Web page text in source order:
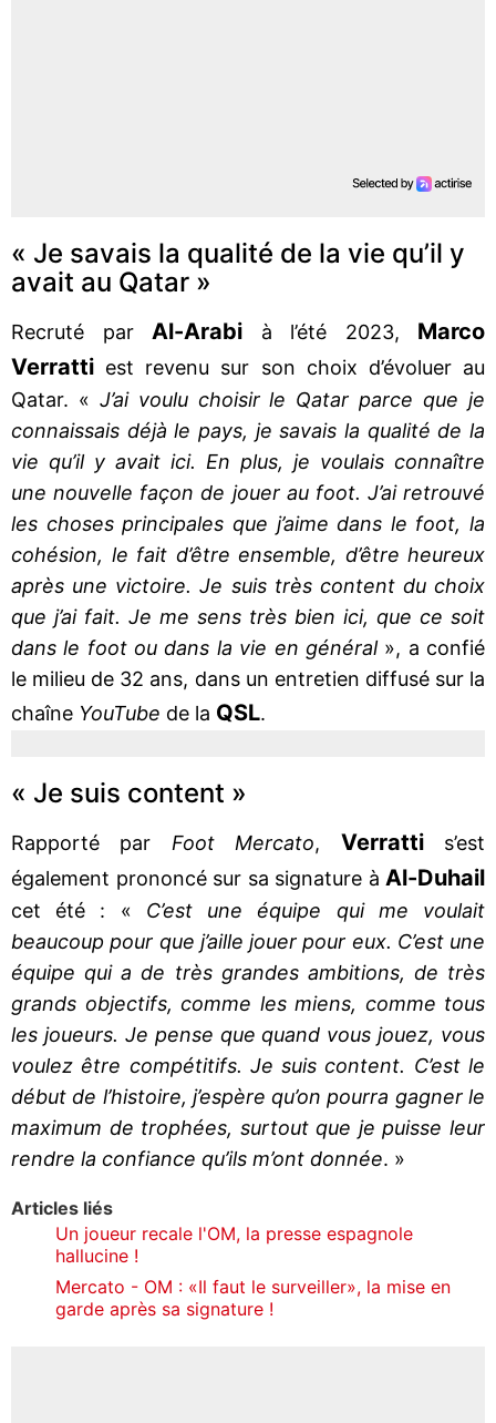
« Je savais la qualité de la vie qu’il y
avait au Qatar »
Recruté par Al-Arabi à l’été 2023, Marco
Verratti est revenu sur son choix d’évoluer au
Qatar. « J’ai voulu choisir le Qatar parce que je
connaissais déjà le pays, je savais la qualité de la
vie qu’il y avait ici. En plus, je voulais connaître
une nouvelle façon de jouer au foot. J’ai retrouvé
les choses principales que j’aime dans le foot, la
cohésion, le fait d’être ensemble, d’être heureux
après une victoire. Je suis très content du choix
que j’ai fait. Je me sens très bien ici, que ce soit
dans le foot ou dans la vie en général», a confié
le milieu de 32 ans, dans un entretien diffusé sur la
chaîne YouTube de la QSL.
« Je suis content »
Rapporté par Foot Mercato, Verratti
s’est
également prononcé sur sa signature à Al-Duhail
cet été : « C’est une équipe qui me voulait
beaucoup pour que j’aille jouer pour eux. C’est une
équipe qui a de très grandes ambitions, de très
grands objectifs, comme les miens, comme tous
les joueurs. Je pense que quand vous jouez, vous
voulez être compétitifs. Je suis content. C’est le
début de l’histoire, j’espère qu’on pourra gagner le
maximum de trophées, surtout que je puisse leur
rendre la confiance qu’ils m’ont donnée. »
Articles liés
Un joueur recale l'OM, la presse espagnole
hallucine !
Mercato - OM : «Il faut le surveiller», la mise en
garde après sa signature !